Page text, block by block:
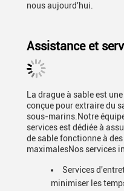
nous aujourd'hui.
Assistance et
La drague à sable est
conçue pour extraire du
sous-marins.Notre
services est dédiée à
de sable fonctionne à
maximalesNos services
Services
minimiser les